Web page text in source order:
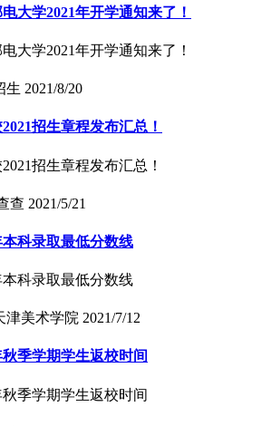
大学2021年开学通知来了！
大学2021年开学通知来了！
生 2021/8/20
招生章程发布汇总！
招生章程发布汇总！
查 2021/5/21
科录取最低分数线
科录取最低分数线
津美术学院 2021/7/12
季学期学生返校时间
季学期学生返校时间